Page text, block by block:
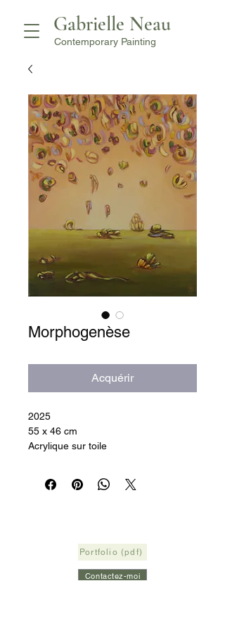
Gabrielle Neau
Contemporary Painting
Morphogenèse
Acquérir
2025
55 x 46 cm
Acrylique sur toile
Portfolio (pdf)
Contactez-moi